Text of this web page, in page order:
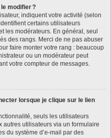
modifier ?
indiquent votre activité (selon
certains utilisateurs
les modérateurs. En général, seul
des rangs. Merci de ne pas abuser
faire monter votre rang : beaucoup
ou un modérateur peut
votre compteur de messages.
lorsque je clique sur le lien
seuls les utilisateurs
autres utilisateurs via un formulaire
du système d’e-mail par des